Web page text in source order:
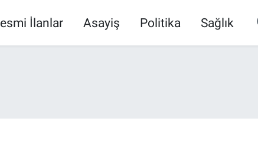
İlanlar Asayiş Politika Sağlık